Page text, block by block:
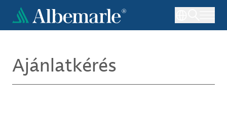
Ugrás
tartalomra
Ajánlatkérés